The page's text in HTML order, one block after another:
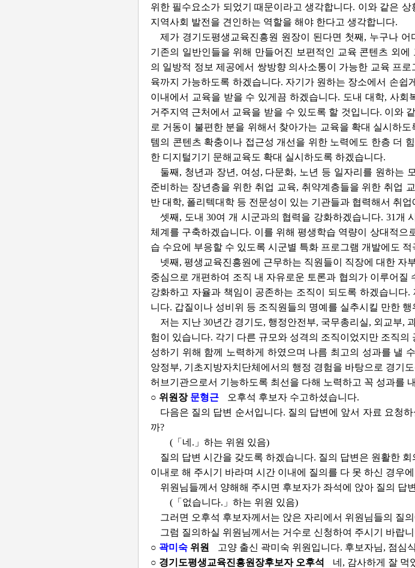
위한 필수요소가 되었기 때문이라고 생각합니다. 이와 같은
지역사회 발전을 견인하는 역할을 해야 한다고 생각합니다.
제가 경기도평생교육진흥원 원장이 된다면 첫째, 누구나
기존의 일반인들을 위해 만들어진 보편적인 교육 콘텐츠 외
의 일방적 정보 제공에서 쌍방향 의사소통이 가능한 교육 프
육까지 가능하도록 하겠습니다. 자기가 원하는 장소에서 손쉽
이내에서 교육을 받을 수 있게끔 하겠습니다. 도내 대학, 사
거주지역 근처에서 교육을 받을 수 있도록 할 것입니다. 이와
로 거동이 불편한 분을 위해서 찾아가는 교육을 확대 실시하
템의 콘텐츠 확충이나 접근성 개선을 위한 노력에도 한층 더
한 디지털기기 문해교육도 확대 실시하도록 하겠습니다.
둘째, 청년과 장년, 여성, 다문화, 노년 등 일자리를 원하는
준비하는 장년층을 위한 취업 교육, 취약계층들을 위한 취업
반 대학, 폴리텍대학 등 전문성이 있는 기관들과 협력해서 취
셋째, 도내 30여 개 시군과의 협력을 강화하겠습니다. 31개
체계를 구축하겠습니다. 이를 위해 평생학습 역량이 상대적
습 수요에 부응할 수 있도록 시군별 특화 프로그램 개발에도
넷째, 평생교육진흥원에 근무하는 직원들이 직장에 대한 자
중심으로 개편하여 조직 내 자유로운 토론과 협의가 이루어
강화하고 자율과 책임이 공존하는 조직이 되도록 하겠습니
니다. 갑질이나 성비위 등 조직원들의 명예를 실추시킬 만한
저는 지난 30년간 경기도, 행정안전부, 국무총리실, 외교부,
험이 있습니다. 각기 다른 규모와 성격의 조직이었지만 조직
성하기 위해 함께 노력하게 하였으며 나름 최고의 성과를 낼
앙정부, 기초지방자치단체에서의 행정 경험을 바탕으로 경기
허브기관으로서 기능하도록 최선을 다해 노력하고 꼭 성과를
○ 위원장 문형근
오후석 후보자 수고하셨습니다.
다음은 질의 답변 순서입니다. 질의 답변에 앞서 자료 요청
까?
(「네.」하는 위원 있음)
질의 답변 시간을 갖도록 하겠습니다. 질의 답변은 원활한
이내로 해 주시기 바라며 시간 이내에 질의를 다 못 하신 경우
위원님들께서 양해해 주시면 후보자가 좌석에 앉아 질의 답
(「없습니다.」하는 위원 있음)
그러면 오후석 후보자께서는 앉은 자리에서 위원님들의 질
그럼 질의하실 위원님께서는 거수로 신청하여 주시기 바랍
○ 곽미숙 위원
고양 출신 곽미숙 위원입니다. 후보자님, 점심
○ 경기도평생교육진흥원장후보자 오후석
네, 감사하게 잘 먹